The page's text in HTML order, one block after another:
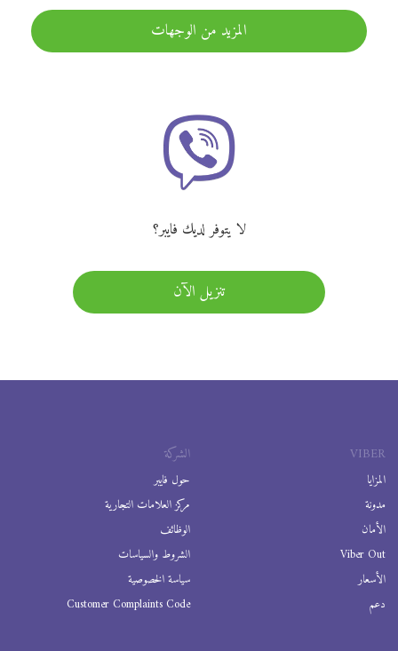
المزيد من الوجهات
لا يتوفر لديك فايبر؟
تنزيل الآن
VIBER
المزايا
مدونة
الأمان
Viber Out
الأسعار
دعم
الشركة
حول فايبر
مركز العلامات التجارية
الوظائف
الشروط والسياسات
سياسة الخصوصية
Customer Complaints Code